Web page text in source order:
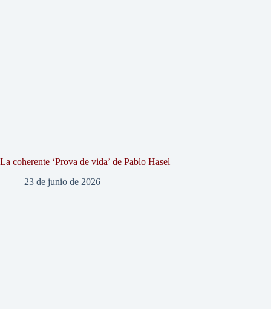
La coherente ‘Prova de vida’ de Pablo Hasel
23 de junio de 2026